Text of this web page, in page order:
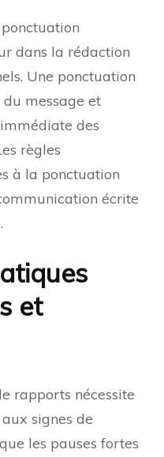
dans la rédaction
Une ponctuation
message et
des
règles
à la ponctuation
écrite
et
rapports nécessite
signes de
les pauses fortes